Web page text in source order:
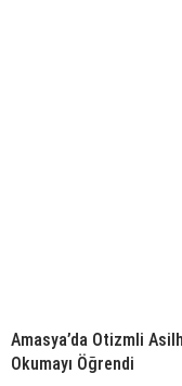
Amasya’da Otizmli
Okumayı Öğrendi